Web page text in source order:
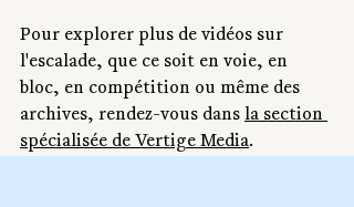
Pour explorer plus de vidéos sur
l'escalade, que ce soit en voie, en
bloc, en compétition ou même des
archives, rendez-vous dans la section
spécialisée de Vertige Media.